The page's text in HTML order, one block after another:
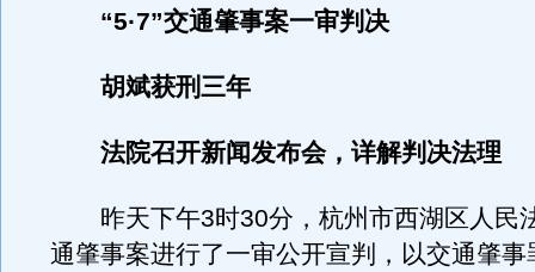
“5·7”交通肇事案一审判决
胡斌获刑三年
法院召开新闻发布会，详解判决法理
昨天下午3时30分，杭州市西湖区人民法
通肇事案进行了一审公开宣判，以交通肇事